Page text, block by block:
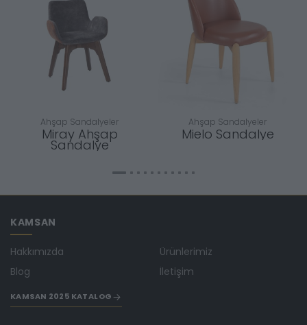
Ahşap Sandalyeler
Miray Ahşap
Sandalye
Ahşap Sandalyeler
Mielo Sandalye
KAMSAN
Hakkımızda Ürünlerimiz
Blog İletişim
KAMSAN 2025 KATALOG